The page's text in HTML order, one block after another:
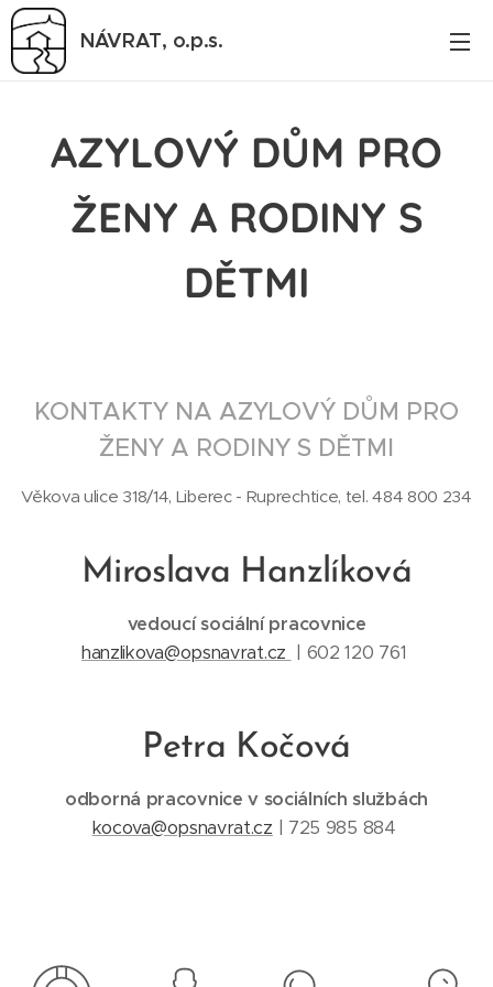
NÁVRAT, o.p.s.
AZYLOVÝ DŮM PRO
ŽENY A RODINY S
DĚTMI
KONTAKTY NA AZYLOVÝ DŮM PRO
ŽENY A RODINY S DĚTMI
Věkova ulice 318/14, Liberec - Ruprechtice, tel. 484 800 234
Miroslava Hanzlíková
vedoucí sociální pracovnice
hanzlikova@opsnavrat.cz
| 602 120 761
Petra Kočová
odborná pracovnice v sociálních službách
kocova@opsnavrat.cz | 725 985 884